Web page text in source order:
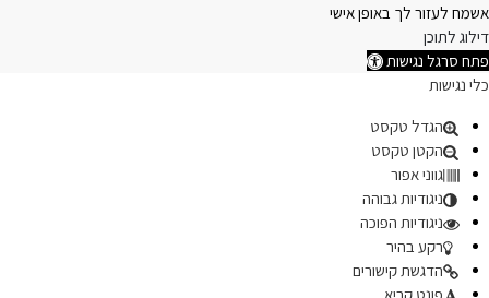
אשמח לעזור לך באופן אישי
דילוג לתוכן
פתח סרגל נגישות
כלי נגישות
הגדל טקסט
הקטן טקסט
גווני אפור
ניגודיות גבוהה
ניגודיות הפוכה
רקע בהיר
הדגשת קישורים